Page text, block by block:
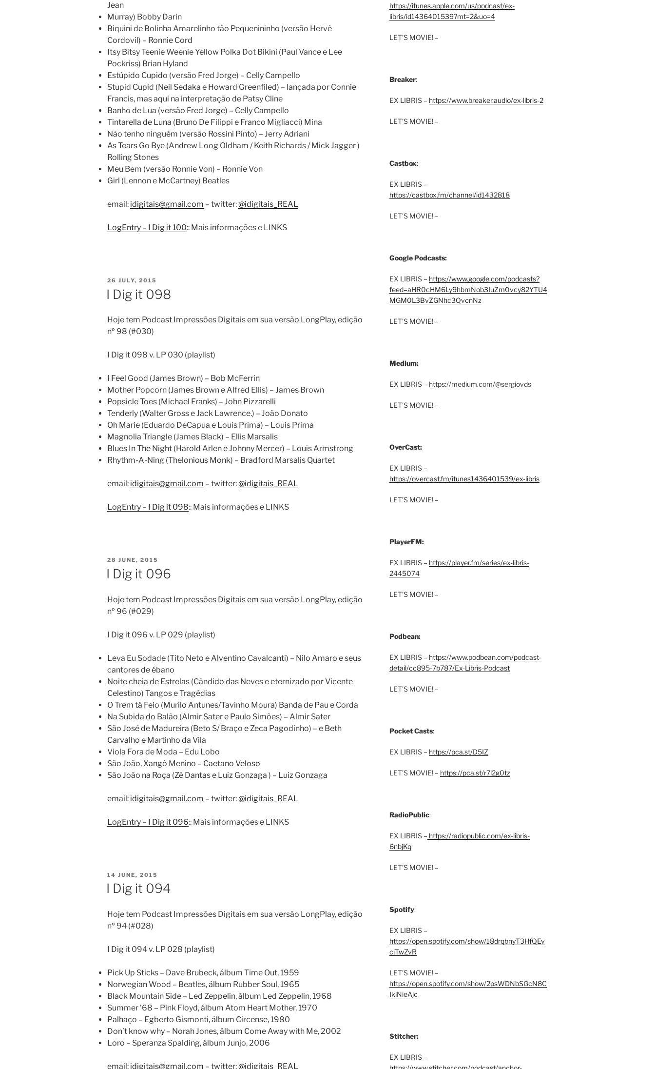
Jean
Murray) Bobby Darin
Biquini de Bolinha Amarelinho tão Pequenininho (versão Hervê
Cordovil) – Ronnie Cord
Itsy Bitsy Teenie Weenie Yellow Polka Dot Bikini (Paul Vance e Lee
Pockriss) Brian Hyland
Estúpido Cupido (versão Fred Jorge) – Celly Campello
Stupid Cupid (Neil Sedaka e Howard Greenfiled) – lançada por Connie
Francis, mas aqui na interpretação de Patsy Cline
Banho de Lua (versão Fred Jorge) – Celly Campello
Tintarella de Luna (Bruno De Filippi e Franco Migliacci) Mina
Não tenho ninguém (versão Rossini Pinto) – Jerry Adriani
As Tears Go Bye (Andrew Loog Oldham / Keith Richards / Mick Jagger )
Rolling Stones
Meu Bem (versão Ronnie Von) – Ronnie Von
Girl (Lennon e McCartney) Beatles
email: idigitais@gmail.com – twitter:@idigitais_REAL
LogEntry – I Dig it 100:: Mais informações e LINKS
POSTED
ON
26 JULY, 2015
I Dig it 098
Hoje tem Podcast Impressões Digitais em sua versão LongPlay, edição
nº 98 (#030)
I Dig it 098 v. LP 030 (playlist)
I Feel Good (James Brown) – Bob McFerrin
Mother Popcorn (James Brown e Alfred Ellis) – James Brown
Popsicle Toes (Michael Franks) – John Pizzarelli
Tenderly (Walter Gross e Jack Lawrence.) – João Donato
Oh Marie (Eduardo DeCapua e Louis Prima) – Louis Prima
Magnolia Triangle (James Black) – Ellis Marsalis
Blues In The Night (Harold Arlen e Johnny Mercer) – Louis Armstrong
Rhythm-A-Ning (Thelonious Monk) – Bradford Marsalis Quartet
email: idigitais@gmail.com – twitter:@idigitais_REAL
LogEntry – I Dig it 098:: Mais informações e LINKS
POSTED
ON
28 JUNE, 2015
I Dig it 096
Hoje tem Podcast Impressões Digitais em sua versão LongPlay, edição
nº 96 (#029)
I Dig it 096 v. LP 029 (playlist)
Leva Eu Sodade (Tito Neto e Alventino Cavalcanti) – Nilo Amaro e seus
cantores de ébano
Noite cheia de Estrelas (Cândido das Neves e eternizado por Vicente
Celestino) Tangos e Tragédias
O Trem tá Feio (Murilo Antunes/Tavinho Moura) Banda de Pau e Corda
Na Subida do Balão (Almir Sater e Paulo Simões) – Almir Sater
São José de Madureira (Beto S/ Braço e Zeca Pagodinho) – e Beth
Carvalho e Martinho da Vila
Viola Fora de Moda – Edu Lobo
São João, Xangô Menino – Caetano Veloso
São João na Roça (Zé Dantas e Luiz Gonzaga ) – Luiz Gonzaga
email: idigitais@gmail.com – twitter:@idigitais_REAL
LogEntry – I Dig it 096:: Mais informações e LINKS
POSTED
ON
14 JUNE, 2015
I Dig it 094
Hoje tem Podcast Impressões Digitais em sua versão LongPlay, edição
nº 94 (#028)
I Dig it 094 v. LP 028 (playlist)
Pick Up Sticks – Dave Brubeck, álbum Time Out, 1959
Norwegian Wood – Beatles, álbum Rubber Soul, 1965
Black Mountain Side – Led Zeppelin, álbum Led Zeppelin, 1968
Summer ’68 – Pink Floyd, álbum Atom Heart Mother, 1970
Palhaço – Egberto Gismonti, álbum Circense, 1980
Don’t know why – Norah Jones, álbum Come Away with Me, 2002
Loro – Speranza Spalding, álbum Junjo, 2006
email: idigitais@gmail.com – twitter:@idigitais_REAL
https://itunes.apple.com/us/podcast/ex-
libris/id1436401539?mt=2&uo=4
LET’S MOVIE! –
Breaker:
EX LIBRIS – https://www.breaker.audio/ex-libris-2
LET’S MOVIE! –
Castbox:
EX LIBRIS –
https://castbox.fm/channel/id1432818
LET’S MOVIE! –
Google Podcasts:
EX LIBRIS – https://www.google.com/podcasts?
feed=aHR0cHM6Ly9hbmNob3IuZm0vcy82YTU4
MGM0L3BvZGNhc3QvcnNz
LET’S MOVIE! –
Medium:
EX LIBRIS – https://medium.com/@sergiovds
LET’S MOVIE! –
OverCast:
EX LIBRIS –
https://overcast.fm/itunes1436401539/ex-libris
LET’S MOVIE! –
PlayerFM:
EX LIBRIS – https://player.fm/series/ex-libris-
2445074
LET’S MOVIE! –
Podbean:
EX LIBRIS – https://www.podbean.com/podcast-
detail/cc895-7b787/Ex-Libris-Podcast
LET’S MOVIE! –
Pocket Casts:
EX LIBRIS – https://pca.st/D5IZ
LET’S MOVIE! – https://pca.st/r7l2g0tz
RadioPublic:
EX LIBRIS – https://radiopublic.com/ex-libris-
6nbjKq
LET’S MOVIE! –
Spotify:
EX LIBRIS –
https://open.spotify.com/show/18drqbnyT3HfQEv
ciTwZvR
LET’S MOVIE! –
https://open.spotify.com/show/2psWDNbSGcN8C
IklNieAjc
Stitcher:
EX LIBRIS –